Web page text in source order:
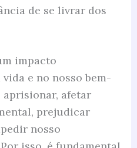
de se livrar dos
impacto
e no nosso bem-
aprisionar, afetar
prejudicar
nosso